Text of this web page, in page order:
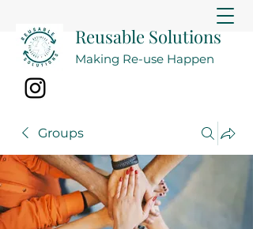
Reusable Solutions
Making Re-use Happen
Groups